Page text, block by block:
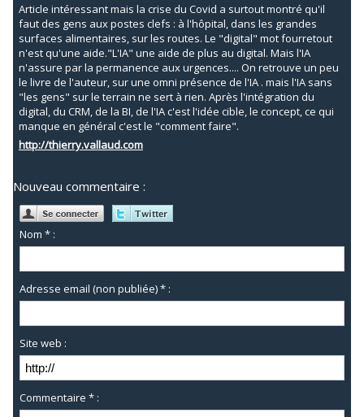
Article intéressant mais la crise du Covid a surtout montré qu'il
faut des gens aux postes clefs : à l'hôpital, dans les grandes
surfaces alimentaires, sur les routes. Le "digital" mot fourretout
n'est qu'une aide."L'IA" une aide de plus au digital. Mais l'IA
n'assure par la permanence aux urgences.... On retrouve un peu
le livre de l'auteur, sur une omni présence de l'IA . mais l'IA sans
"les gens" sur le terrain ne sert à rien. Après l'intégration du
digital, du CRM, de la BI, de l'IA c'est l'idée cible, le concept, ce qui
manque en général c'est le "comment faire".
http://thierry.vallaud.com
Nouveau commentaire :
Nom * :
Adresse email (non publiée) * :
Site web :
Commentaire * :